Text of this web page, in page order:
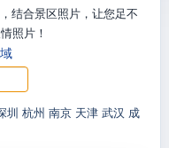
结合景区照片，让您足不
照片！
圳 杭州 南京 天津 武汉 成